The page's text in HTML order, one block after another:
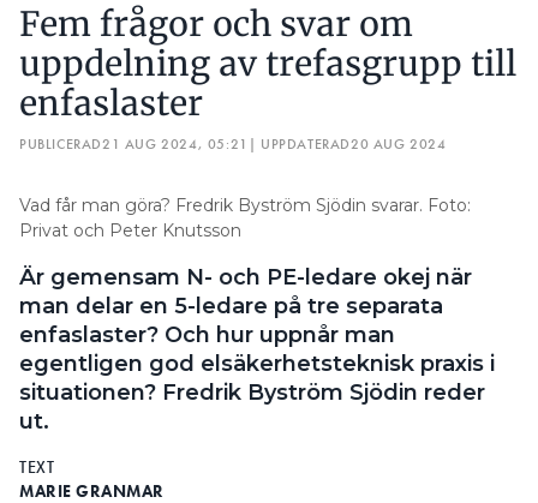
Fem frågor och svar om
uppdelning av trefasgrupp till
enfaslaster
PUBLICERAD21 AUG 2024, 05:21 | UPPDATERAD20 AUG 2024
Vad får man göra? Fredrik Byström Sjödin svarar. Foto:
Privat och Peter Knutsson
Är gemensam N- och PE-ledare okej när
man delar en 5-ledare på tre separata
enfaslaster? Och hur uppnår man
egentligen god elsäkerhetsteknisk praxis i
situationen? Fredrik Byström Sjödin reder
ut.
TEXT
MARIE GRANMAR